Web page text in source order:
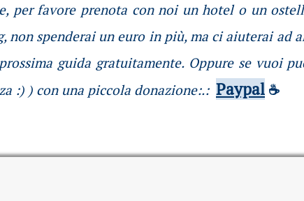
per favore prenota con noi un hotel o un
non spenderai un euro in più, ma ci aiuterai ad
guida gratuitamente. Oppure se vuoi
:) ) con una piccola donazione:.: Paypal ☕